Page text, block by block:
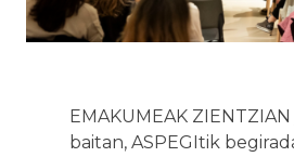
EMAKUMEAK
baitan, ASPEGItik